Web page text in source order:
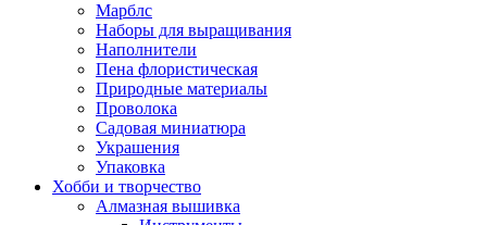
Марблс
Наборы для выращивания
Наполнители
Пена флористическая
Природные материалы
Проволока
Садовая миниатюра
Украшения
Упаковка
Хобби и творчество
Алмазная вышивка